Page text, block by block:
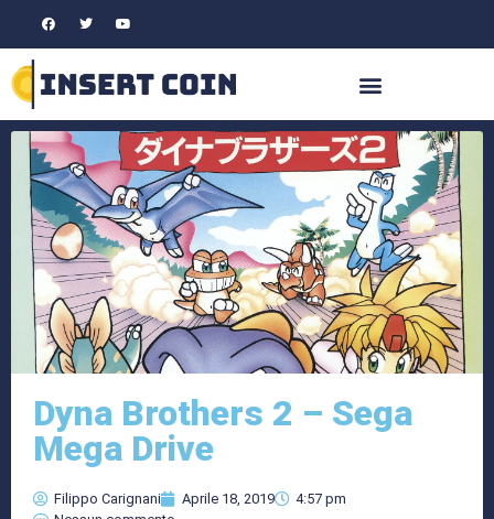
Dyna Brothers 2 – Sega
Mega Drive
Filippo Carignani Aprile 18, 2019
4:57 pm